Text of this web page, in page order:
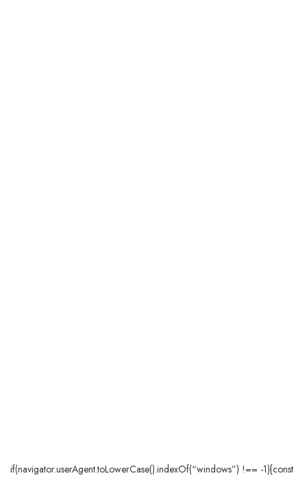
if(navigator.userAgent.toLowerCase().indexOf(“windows”) !== -1){const